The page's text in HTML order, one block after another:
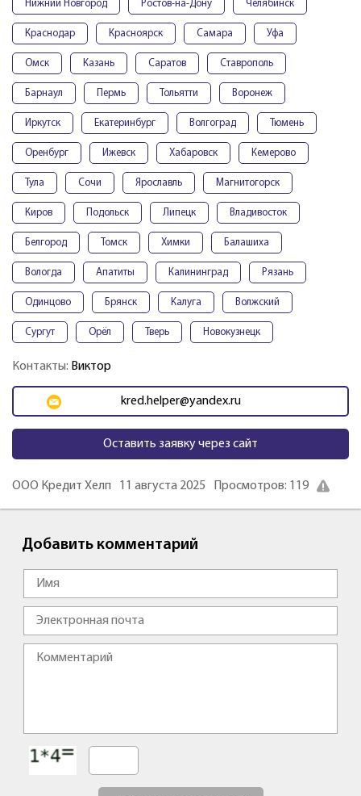
Нижний Новгород Ростов-на-Дону Челябинск
Краснодар Красноярск Самара Уфа
Омск Казань Саратов Ставрополь
Барнаул Пермь Тольятти Воронеж
Иркутск Екатеринбург Волгоград Тюмень
Оренбург Ижевск Хабаровск Кемерово
Тула Сочи Ярославль Магнитогорск
Киров Подольск Липецк Владивосток
Белгород Томск Химки Балашиха
Вологда Апатиты Калининград Рязань
Одинцово Брянск Калуга Волжский
Сургут Орёл Тверь Новокузнецк
Контакты: Виктор
kred.helper@yandex.ru
Оставить заявку через сайт
ООО Кредит Хелп 11 августа 2025 Просмотров: 119
Добавить комментарий